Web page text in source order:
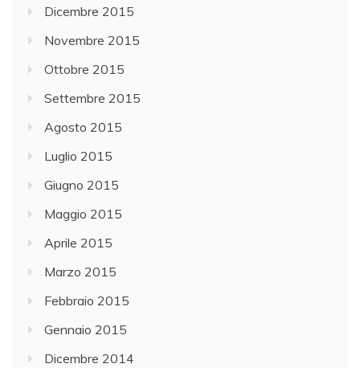
Dicembre 2015
Novembre 2015
Ottobre 2015
Settembre 2015
Agosto 2015
Luglio 2015
Giugno 2015
Maggio 2015
Aprile 2015
Marzo 2015
Febbraio 2015
Gennaio 2015
Dicembre 2014